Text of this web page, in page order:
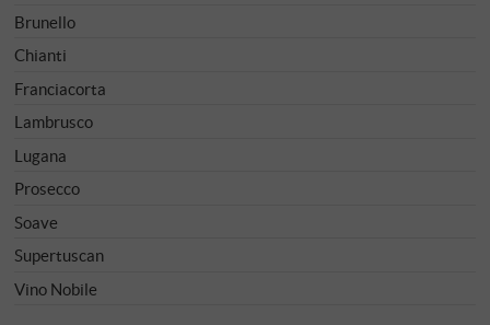
Brunello
Chianti
Franciacorta
Lambrusco
Lugana
Prosecco
Soave
Supertuscan
Vino Nobile